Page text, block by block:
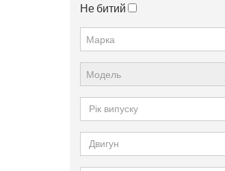
Не битий
Марка
Модель